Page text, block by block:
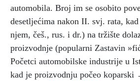
automobila. Broj im se osobito
desetljećima nakon II. svj. rata,
njem, češ., rus. i dr.) na tržište
proizvodnje (popularni Zastavin
Početci automobilske industrije u
kad je proizvodnju počeo koparski